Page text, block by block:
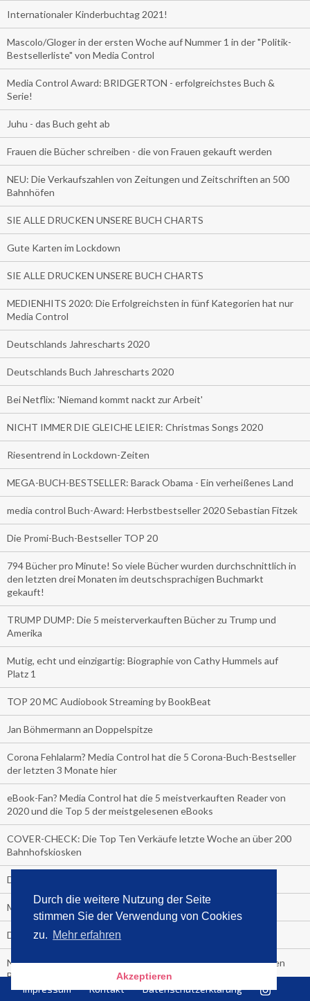
Durch die weitere Nutzung der Seite
stimmen Sie der Verwendung von Cookies
zu. Mehr erfahren
Akzeptieren
Internationaler Kinderbuchtag 2021!
Mascolo/Gloger in der ersten Woche auf Nummer 1 in der "Politik-
Bestsellerliste" von Media Control
Media Control Award: BRIDGERTON - erfolgreichstes Buch &
Serie!
Juhu - das Buch geht ab
Frauen die Bücher schreiben - die von Frauen gekauft werden
NEU: Die Verkaufszahlen von Zeitungen und Zeitschriften an 500
Bahnhöfen
SIE ALLE DRUCKEN UNSERE BUCH CHARTS
Gute Karten im Lockdown
SIE ALLE DRUCKEN UNSERE BUCH CHARTS
MEDIENHITS 2020: Die Erfolgreichsten in fünf Kategorien hat nur
Media Control
Deutschlands Jahrescharts 2020
Deutschlands Buch Jahrescharts 2020
Bei Netflix: 'Niemand kommt nackt zur Arbeit'
NICHT IMMER DIE GLEICHE LEIER: Christmas Songs 2020
Riesentrend in Lockdown-Zeiten
MEGA-BUCH-BESTSELLER: Barack Obama - Ein verheißenes Land
media control Buch-Award: Herbstbestseller 2020 Sebastian Fitzek
Die Promi-Buch-Bestseller TOP 20
794 Bücher pro Minute! So viele Bücher wurden durchschnittlich in
den letzten drei Monaten im deutschsprachigen Buchmarkt
gekauft!
TRUMP DUMP: Die 5 meisterverkauften Bücher zu Trump und
Amerika
Mutig, echt und einzigartig: Biographie von Cathy Hummels auf
Platz 1
TOP 20 MC Audiobook Streaming by BookBeat
Jan Böhmermann an Doppelspitze
Corona Fehlalarm? Media Control hat die 5 Corona-Buch-Bestseller
der letzten 3 Monate hier
eBook-Fan? Media Control hat die 5 meistverkauften Reader von
2020 und die Top 5 der meistgelesenen eBooks
COVER-CHECK: Die Top Ten Verkäufe letzte Woche an über 200
Bahnhofskiosken
Der Media Control Sommer-Bestseller 2020
Media Control präsentiert den Sommerhit 2020
Die Bitch macht sich nackig aus Freude über die Nummer 1
Neu bei Media Control: Die meistverkauften Zeitschriften in den
Bahnhofshops Deutschlands!
Impressum Kontakt Datenschutzerklärung